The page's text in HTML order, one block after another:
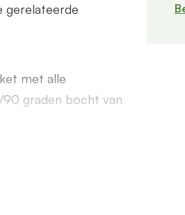
gerelateerde
met alle
90 graden bocht van
als diepte.